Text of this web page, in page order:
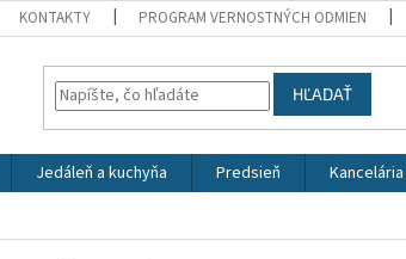
KONTAKTY PROGRAM VERNOSTNÝCH ODMIEN
HĽADAŤ
Jedáleň a kuchyňa Predsieň Kancelária